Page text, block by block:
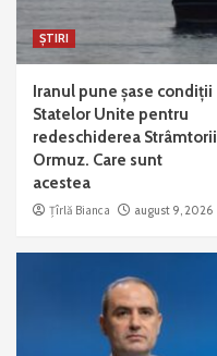
ȘTIRI
Iranul pune șase condiții
Statelor Unite pentru
redeschiderea Strâmtorii
Ormuz. Care sunt
acestea
Țîrlă Bianca august 9, 2026